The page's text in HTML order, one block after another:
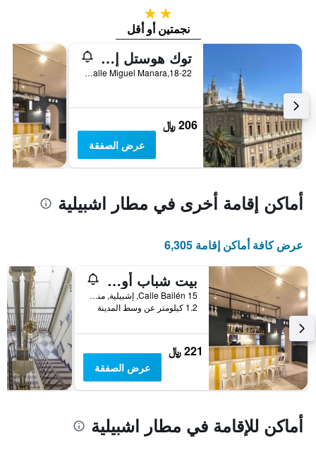
2 نجمتين
نجمتين أو أقل
توك هوستل إشبيلية
Calle Miguel Manara,18-22, إشبيلية, منطقة أندلوسيا, أسبانيا
206 ﷼
عرض الصفقة
أماكن إقامة أخرى في مطار اشبيلية
عرض كافة أماكن إقامة 6,305
بيت شباب أوه سنس فور يو هوستل، إشبيلية
Calle Bailén 15, إشبيلية, منطقة أندلوسيا, أسبانيا
1.2 كيلومتر عن وسط المدينة
221 ﷼
عرض الصفقة
أماكن للإقامة في مطار اشبيلية